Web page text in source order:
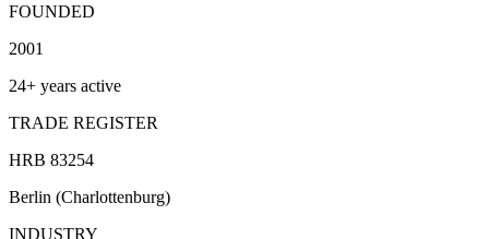
FOUNDED
2001
24+ years active
TRADE REGISTER
HRB 83254
Berlin (Charlottenburg)
INDUSTRY